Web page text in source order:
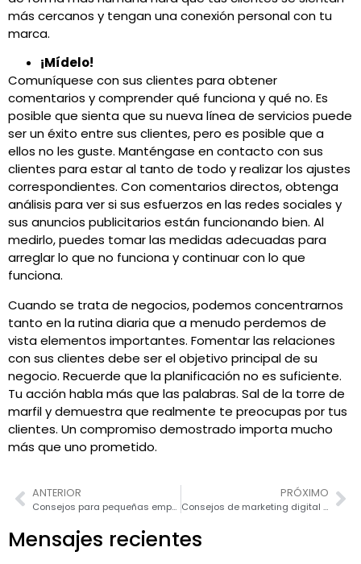
más cercanos y tengan una conexión personal con tu
marca.
¡Mídelo!
Comuníquese con sus clientes para obtener
comentarios y comprender qué funciona y qué no. Es
posible que sienta que su nueva línea de servicios puede
ser un éxito entre sus clientes, pero es posible que a
ellos no les guste. Manténgase en contacto con sus
clientes para estar al tanto de todo y realizar los ajustes
correspondientes. Con comentarios directos, obtenga
análisis para ver si sus esfuerzos en las redes sociales y
sus anuncios publicitarios están funcionando bien. Al
medirlo, puedes tomar las medidas adecuadas para
arreglar lo que no funciona y continuar con lo que
funciona.
Cuando se trata de negocios, podemos concentrarnos
tanto en la rutina diaria que a menudo perdemos de
vista elementos importantes. Fomentar las relaciones
con sus clientes debe ser el objetivo principal de su
negocio. Recuerde que la planificación no es suficiente.
Tu acción habla más que las palabras. Sal de la torre de
marfil y demuestra que realmente te preocupas por tus
clientes. Un compromiso demostrado importa mucho
más que uno prometido.
ANTERIOR
Consejos para pequeñas empresas para mejorar la lealtad del cliente – Parte 1
PRÓXIMO
Consejos de marketing digital para maximizar las ventas durante el Black Friday y el Cyber Monday
Mensajes recientes